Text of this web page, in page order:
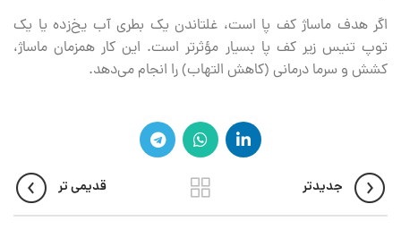
اگر هدف ماساژ کف پا است، غلتاندن یک بطری آب یخ‌زده یا یک
توپ تنیس زیر کف پا بسیار مؤثرتر است. این کار همزمان ماساژ،
کشش و سرما درمانی (کاهش التهاب) را انجام می‌دهد.
جدیدتر قدیمی تر